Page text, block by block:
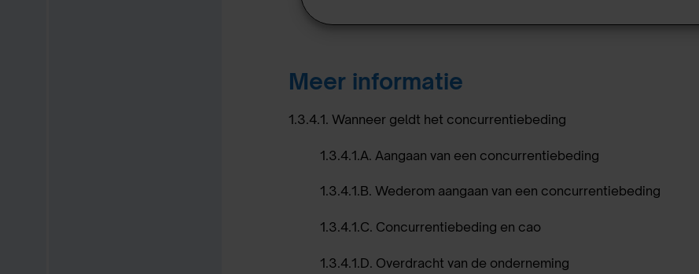
Meer informatie
1.3.4.1. Wanneer geldt het concurrentiebeding
1.3.4.1.A. Aangaan van een concurrentiebeding
1.3.4.1.B. Wederom aangaan van een concurrentiebeding
1.3.4.1.C. Concurrentiebeding en cao
1.3.4.1.D. Overdracht van de onderneming